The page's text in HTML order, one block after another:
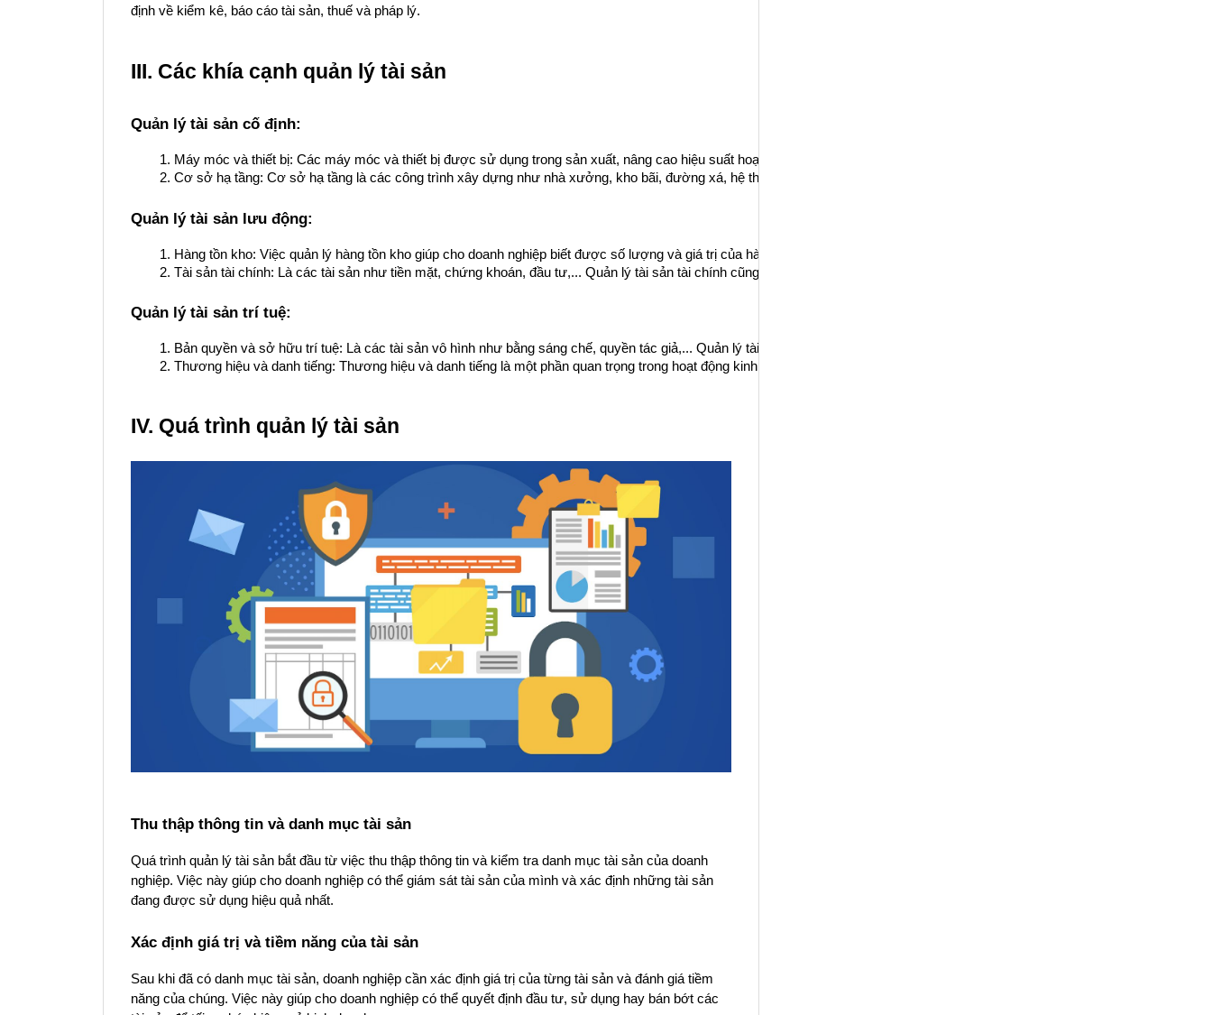
định về kiểm kê, báo cáo tài sản, thuế và pháp lý.
III. Các khía cạnh quản lý tài sản
Quản lý tài sản cố định:
Máy móc và thiết bị: Các máy móc và thiết bị được sử dụng trong sản xuất, nâng cao hiệu suất hoạt động và giảm chi phí.
Cơ sở hạ tầng: Cơ sở hạ tầng là các công trình xây dựng như nhà xưởng, kho bãi, đường xá, hệ thống điện, nước... Nếu không được quản lý tốt, chúng có thể gây ra nguy cơ
Quản lý tài sản lưu động:
Hàng tồn kho: Việc quản lý hàng tồn kho giúp cho doanh nghiệp biết được số lượng và giá trị của hàng tồn kho, từ đó giúp quản lý chi phí và tối ưu hóa quá trình sản xuất.
Tài sản tài chính: Là các tài sản như tiền mặt, chứng khoán, đầu tư,... Quản lý tài sản tài chính cũng rất quan trọng để đảm bảo hoạt động tài chính của doanh nghiệp được an
Quản lý tài sản trí tuệ:
Bản quyền và sở hữu trí tuệ: Là các tài sản vô hình như bằng sáng chế, quyền tác giả,... Quản lý tài sản trí tuệ giúp cho doanh nghiệp có quyền sở hữu và kiểm soát các tài sản
Thương hiệu và danh tiếng: Thương hiệu và danh tiếng là một phần quan trọng trong hoạt động kinh doanh của doanh nghiệp. Quản lý tài sản trí tuệ này giúp cho doanh nghiệp
IV. Quá trình quản lý tài sản
Thu thập thông tin và danh mục tài sản
Quá trình quản lý tài sản bắt đầu từ việc thu thập thông tin và kiểm tra danh mục tài sản của doanh
nghiệp. Việc này giúp cho doanh nghiệp có thể giám sát tài sản của mình và xác định những tài sản
đang được sử dụng hiệu quả nhất.
Xác định giá trị và tiềm năng của tài sản
Sau khi đã có danh mục tài sản, doanh nghiệp cần xác định giá trị của từng tài sản và đánh giá tiềm
năng của chúng. Việc này giúp cho doanh nghiệp có thể quyết định đầu tư, sử dụng hay bán bớt các